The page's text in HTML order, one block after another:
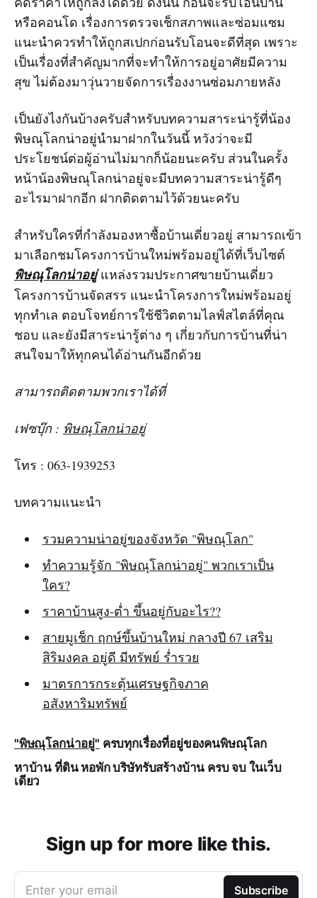
หรือคอนโด เรื่องการตรวจเช็กสภาพและซ่อมแซม
แนะนำควรทำให้ถูกสเปกก่อนรับโอนจะดีที่สุด เพราะ
เป็นเรื่องที่สำคัญมากที่จะทำให้การอยู่อาศัยมีความ
สุข ไม่ต้องมาวุ่นวายจัดการเรื่องงานซ่อมภายหลัง
เป็นยังไงกันบ้างครับสำหรับบทความสาระน่ารู้ที่น้อง
พิษณุโลกน่าอยู่นำมาฝากในวันนี้ หวังว่าจะมี
ประโยชน์ต่อผู้อ่านไม่มากก็น้อยนะครับ ส่วนในครั้ง
หน้าน้องพิษณุโลกน่าอยู่จะมีบทความสาระน่ารู้ดีๆ
อะไรมาฝากอีก ฝากติดตามไว้ด้วยนะครับ
สำหรับใครที่กำลังมองหาซื้อบ้านเดี่ยวอยู่ สามารถเข้า
มาเลือกชมโครงการบ้านใหม่พร้อมอยู่ได้ที่เว็บไซต์
พิษณุโลกน่าอยู่แหล่งรวมประกาศขายบ้านเดี่ยว
โครงการบ้านจัดสรร แนะนำโครงการใหม่พร้อมอยู่
ทุกทำเล ตอบโจทย์การใช้ชีวิตตามไลฟ์สไตล์ที่คุณ
ชอบ และยังมีสาระน่ารู้ต่าง ๆ เกี่ยวกับการบ้านที่น่า
สนใจมาให้ทุกคนได้อ่านกันอีกด้วย
สามารถติดตามพวกเราได้ที่
เฟซบุ๊ก : พิษณุโลกน่าอยู่
โทร : 063-1939253
บทความแนะนำ
รวมความน่าอยู่ของจังหวัด "พิษณุโลก"
ทำความรู้จัก "พิษณุโลกน่าอยู่" พวกเราเป็น
ใคร?
ราคาบ้านสูง-ต่ำ ขึ้นอยู่กับอะไร??
สายมูเช็ก ฤกษ์ขึ้นบ้านใหม่ กลางปี 67 เสริม
สิริมงคล อยู่ดี มีทรัพย์ ร่ำรวย
มาตรการกระตุ้นเศรษฐกิจภาค
อสังหาริมทรัพย์
"พิษณุโลกน่าอยู่" ครบทุกเรื่องที่อยู่ของคนพิษณุโลก
หาบ้าน ที่ดิน หอพัก บริษัทรับสร้างบ้าน ครบ จบ ในเว็บ
เดียว
Sign up for more like this.
Enter your email Subscribe